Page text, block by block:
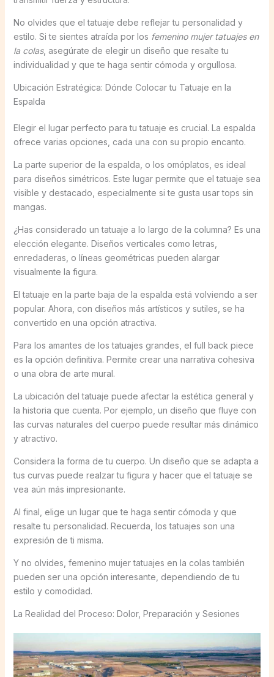
No olvides que el tatuaje debe reflejar tu personalidad y
estilo. Si te sientes atraída por los femenino mujer tatuajes en
la colas, asegúrate de elegir un diseño que resalte tu
individualidad y que te haga sentir cómoda y orgullosa.
Ubicación Estratégica: Dónde Colocar tu Tatuaje en la
Espalda
Elegir el lugar perfecto para tu tatuaje es crucial. La espalda
ofrece varias opciones, cada una con su propio encanto.
La parte superior de la espalda, o los omóplatos, es ideal
para diseños simétricos. Este lugar permite que el tatuaje sea
visible y destacado, especialmente si te gusta usar tops sin
mangas.
¿Has considerado un tatuaje a lo largo de la columna? Es una
elección elegante. Diseños verticales como letras,
enredaderas, o líneas geométricas pueden alargar
visualmente la figura.
El tatuaje en la parte baja de la espalda está volviendo a ser
popular. Ahora, con diseños más artísticos y sutiles, se ha
convertido en una opción atractiva.
Para los amantes de los tatuajes grandes, el full back piece
es la opción definitiva. Permite crear una narrativa cohesiva
o una obra de arte mural.
La ubicación del tatuaje puede afectar la estética general y
la historia que cuenta. Por ejemplo, un diseño que fluye con
las curvas naturales del cuerpo puede resultar más dinámico
y atractivo.
Considera la forma de tu cuerpo. Un diseño que se adapta a
tus curvas puede realzar tu figura y hacer que el tatuaje se
vea aún más impresionante.
Al final, elige un lugar que te haga sentir cómoda y que
resalte tu personalidad. Recuerda, los tatuajes son una
expresión de ti misma.
Y no olvides, femenino mujer tatuajes en la colas también
pueden ser una opción interesante, dependiendo de tu
estilo y comodidad.
La Realidad del Proceso: Dolor, Preparación y Sesiones